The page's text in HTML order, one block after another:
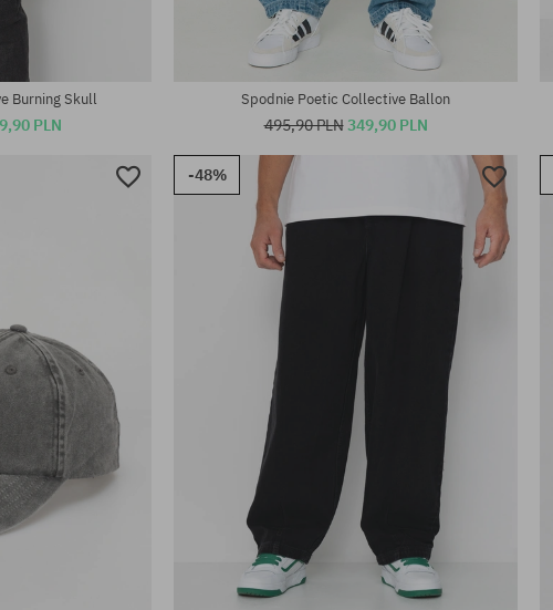
Dostępne rozmiary:
Burning Skull
PLN
Dostępne rozmiary:
S; M; L; XL
Spodnie Poetic Collective Ballon
495,90 PLN349,90 PLN
-48%